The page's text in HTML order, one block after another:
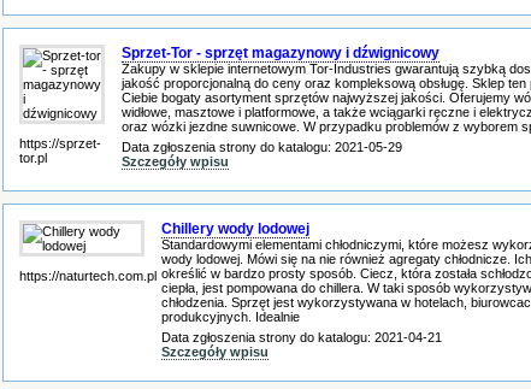
https://sprzet-
tor.pl
Sprzet-Tor - sprzęt magazynowy i dźwignicowy
Zakupy w sklepie internetowym Tor-Industries gwarantują szybką
jakość proporcjonalną do ceny oraz kompleksową obsługę. Sklep ten
Ciebie bogaty asortyment sprzętów najwyższej jakości. Oferujemy
widłowe, masztowe i platformowe, a także wciągarki ręczne i
oraz wózki jezdne suwnicowe. W przypadku problemów z wyborem
Data zgłoszenia strony do katalogu: 2021-05-29
Szczegóły wpisu
https://naturtech.com.pl
Chillery wody lodowej
Standardowymi elementami chłodniczymi, które możesz
wody lodowej. Mówi się na nie również agregaty chłodnicze.
określić w bardzo prosty sposób. Ciecz, która została
ciepła, jest pompowana do chillera. W taki sposób
chłodzenia. Sprzęt jest wykorzystywana w hotelach,
produkcyjnych. Idealnie
Data zgłoszenia strony do katalogu: 2021-04-21
Szczegóły wpisu